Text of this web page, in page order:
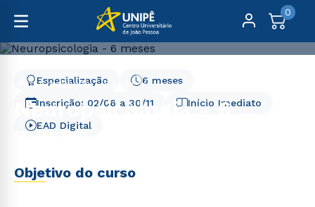
0
Pós-Graduação Saúde Neuropsicologia - 6 meses
Neuropsicologia - 6
meses
Início Imediato
6 meses
Especialização
EAD Digital
Inscrição: 02/06 a 30/11
Objetivo do curso